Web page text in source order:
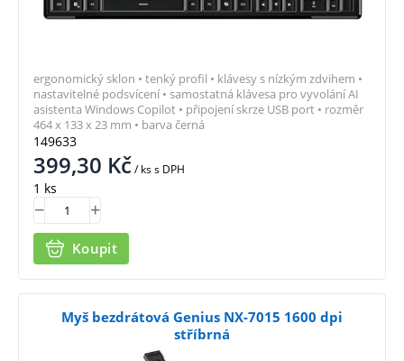
149633
399,30 Kč/ kss DPH
1 ks
Koupit
ergonomický sklon • tenký profil • klávesy s nízkým zdvihem •
nastavitelné podsvícení • samostatná klávesa pro vyvolání AI
asistenta Windows Copilot • připojení skrze USB port • rozměr
464 x 133 x 23 mm • barva černá
Myš bezdrátová Genius NX-7015 1600 dpi
stříbrná